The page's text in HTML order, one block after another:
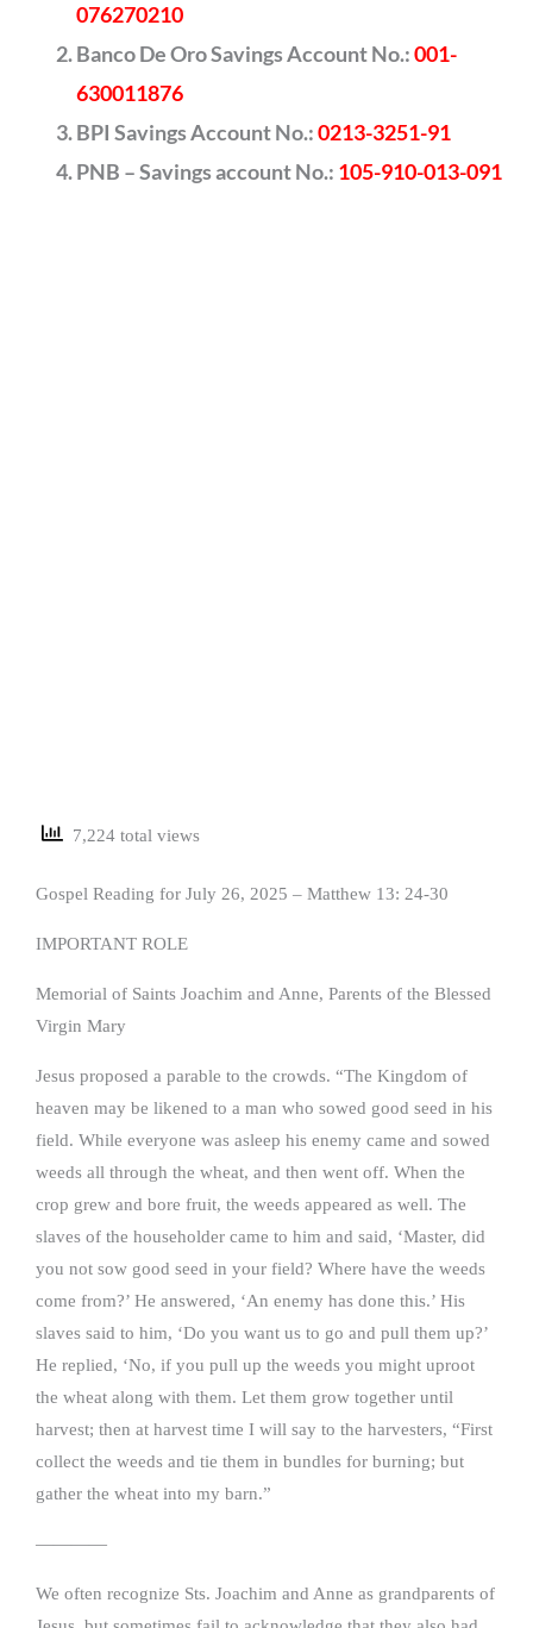
076270210
Banco De Oro Savings Account No.:001-
630011876
BPI Savings Account No.:0213-3251-91
PNB – Savings account No.: 105-910-013-091
7,224 total views
Gospel Reading for July 26, 2025 – Matthew 13: 24-30
IMPORTANT ROLE
Memorial of Saints Joachim and Anne, Parents of the Blessed
Virgin Mary
Jesus proposed a parable to the crowds. “The Kingdom of
heaven may be likened to a man who sowed good seed in his
field. While everyone was asleep his enemy came and sowed
weeds all through the wheat, and then went off. When the
crop grew and bore fruit, the weeds appeared as well. The
slaves of the householder came to him and said, ‘Master, did
you not sow good seed in your field? Where have the weeds
come from?’ He answered, ‘An enemy has done this.’ His
slaves said to him, ‘Do you want us to go and pull them up?’
He replied, ‘No, if you pull up the weeds you might uproot
the wheat along with them. Let them grow together until
harvest; then at harvest time I will say to the harvesters, “First
collect the weeds and tie them in bundles for burning; but
gather the wheat into my barn.”
————
We often recognize Sts. Joachim and Anne as grandparents of